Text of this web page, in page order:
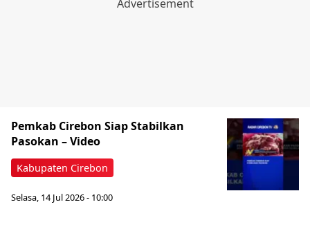
Kabupaten Cirebon
Pemkab Cirebon Siap Stabilkan
Pasokan – Video
Selasa, 14 Jul 2026 - 10:00